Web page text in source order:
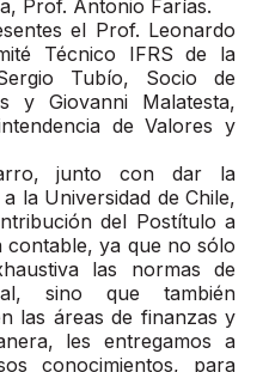
Prof. Antonio Farías.
el Prof. Leonardo
Técnico IFRS de la
Tubío, Socio de
y Giovanni Malatesta,
de Valores y
junto con dar la
la Universidad de Chile,
del Postítulo a
contable, ya que no sólo
las normas de
sino que también
las áreas de finanzas y
les entregamos a
conocimientos, para